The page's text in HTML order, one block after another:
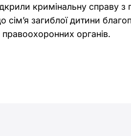
кримінальну справу з
сім’я загиблої дитини
органів.